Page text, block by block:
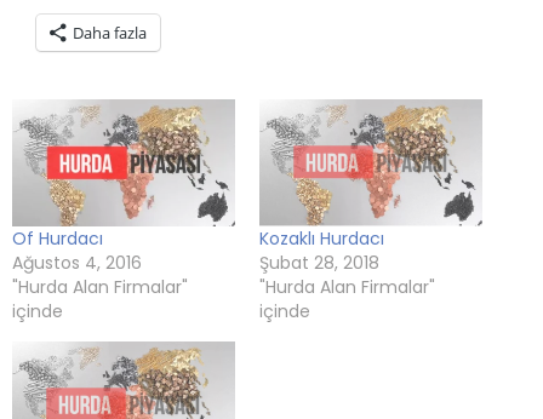
tıklayın
(Yeni
pencerede
için
tıklayın
(Yeni
Daha fazla
Of Hurdacı
Ağustos 4, 2016
"Hurda Alan Firmalar"
içinde
Kozaklı Hurdacı
Şubat 28, 2018
"Hurda Alan Firmalar"
içinde